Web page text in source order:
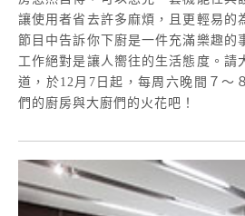
讓使用者省去許多麻煩，且更輕易的
節目中告訴你下廚是一件充滿樂趣的
工作絕對是讓人嚮往的生活態度。請
道，於12月7日起，每周六晚間７～
們的廚房與大廚們的火花吧！